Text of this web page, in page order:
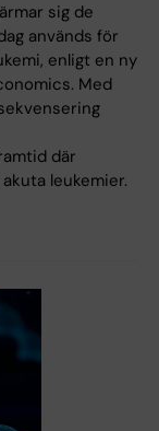
sig de
används för
enligt en ny
Med
där
leukemier.